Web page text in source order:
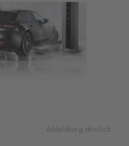
Abbildung ähnlich